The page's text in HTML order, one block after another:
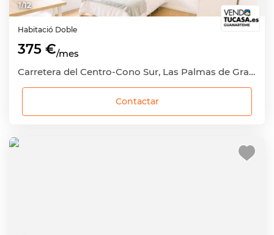
1/12
Habitació Doble
375 €/mes
Carretera del Centro-Cono Sur, Las Palmas de Gran Canaria, Las Palmas
Contactar